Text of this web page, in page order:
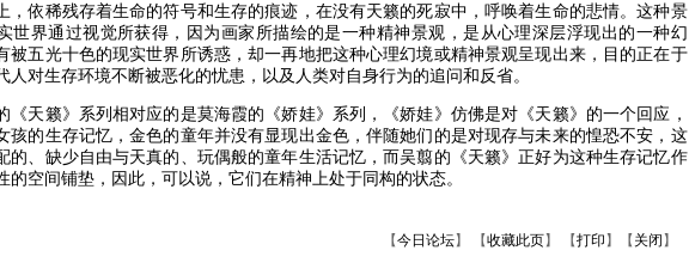
，依稀残存着生命的符号和生存的痕迹，在没有天籁的死寂中，呼唤着生命的悲情。这种景
世界通过视觉所获得，因为画家所描绘的是一种精神景观，是从心理深层浮现出的一种幻
被五光十色的现实世界所诱惑，却一再地把这种心理幻境或精神景观呈现出来，目的正在于
人对生存环境不断被恶化的忧患，以及人类对自身行为的追问和反省。
天籁》系列相对应的是莫海霞的《娇娃》系列，《娇娃》仿佛是对《天籁》的一个回应，
孩的生存记忆，金色的童年并没有显现出金色，伴随她们的是对现存与未来的惶恐不安，这
的、缺少自由与天真的、玩偶般的童年生活记忆，而吴翦的《天籁》正好为这种生存记忆作
的空间铺垫，因此，可以说，它们在精神上处于同构的状态。
【今日论坛】 【收藏此页】 【打印 】【 关闭 】